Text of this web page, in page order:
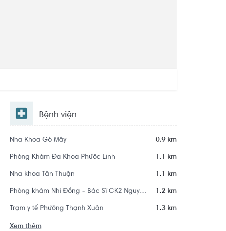
Bệnh viện
Nha Khoa Gò Mây 0.9 km
Phòng Khám Đa Khoa Phước Linh 1.1 km
Nha khoa Tân Thuận 1.1 km
Phòng khám Nhi Đồng - Bác Sĩ CK2 Nguyễn Tô Bảo Toàn 1.2 km
Trạm y tế Phường Thạnh Xuân 1.3 km
Xem thêm